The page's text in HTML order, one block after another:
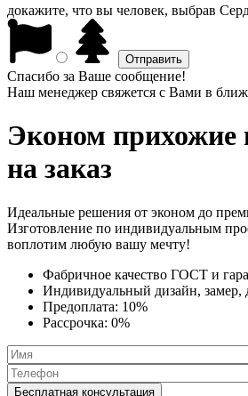
докажите, что вы человек, выбрав
Спасибо за Ваше сообщение!
Наш менеджер свяжется с Вами в
Эконом прихожие
на заказ
Идеальные решения от эконом до
Изготовление по индивидуальным
воплотим любую вашу мечту!
Фабричное качество ГОСТ и
Индивидуальный дизайн, замер,
Предоплата: 10%
Рассрочка: 0%